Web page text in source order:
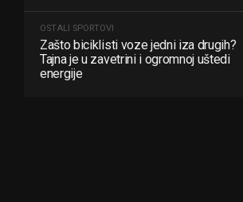
OSTALI SPORTOVI
Zašto biciklisti voze jedni iza drugih?
Tajna je u zavetrini i ogromnoj uštedi
energije